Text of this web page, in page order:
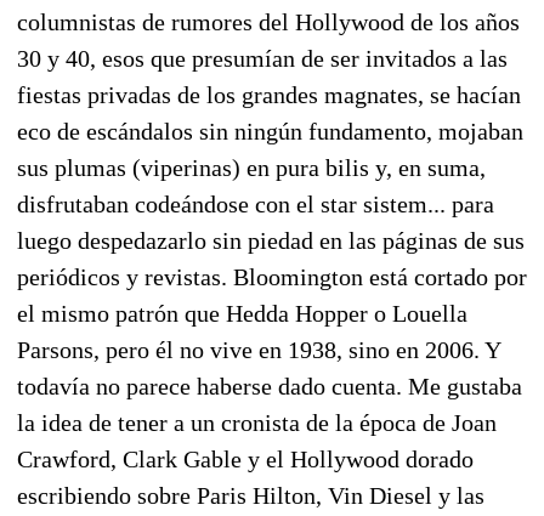
columnistas de rumores del Hollywood de los años
30 y 40, esos que presumían de ser invitados a las
fiestas privadas de los grandes magnates, se hacían
eco de escándalos sin ningún fundamento, mojaban
sus plumas (viperinas) en pura bilis y, en suma,
disfrutaban codeándose con el star sistem... para
luego despedazarlo sin piedad en las páginas de sus
periódicos y revistas. Bloomington está cortado por
el mismo patrón que Hedda Hopper o Louella
Parsons, pero él no vive en 1938, sino en 2006. Y
todavía no parece haberse dado cuenta. Me gustaba
la idea de tener a un cronista de la época de Joan
Crawford, Clark Gable y el Hollywood dorado
escribiendo sobre Paris Hilton, Vin Diesel y las